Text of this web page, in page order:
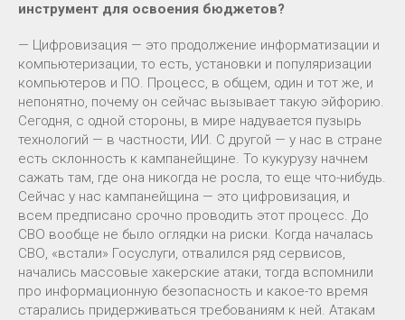
инструмент для освоения бюджетов?
— Цифровизация — это продолжение информатизации и
компьютеризации, то есть, установки и популяризации
компьютеров и ПО. Процесс, в общем, один и тот же, и
непонятно, почему он сейчас вызывает такую эйфорию.
Сегодня, с одной стороны, в мире надувается пузырь
технологий — в частности, ИИ. С другой — у нас в стране
есть склонность к кампанейщине. То кукурузу начнем
сажать там, где она никогда не росла, то еще что-нибудь.
Сейчас у нас кампанейщина — это цифровизация, и
всем предписано срочно проводить этот процесс. До
СВО вообще не было оглядки на риски. Когда началась
СВО, «встали» Госуслуги, отвалился ряд сервисов,
начались массовые хакерские атаки, тогда вспомнили
про информационную безопасность и какое-то время
старались придерживаться требованиям к ней. Атакам